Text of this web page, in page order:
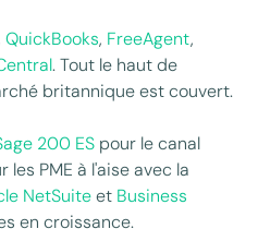
QuickBooks, FreeAgent,
. Tout le haut de
britannique est couvert.
200 ES pour le canal
les PME à l'aise avec la
NetSuiteet Business
en croissance.